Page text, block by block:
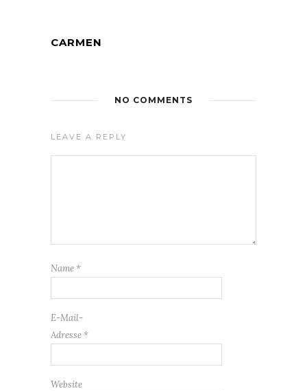
CARMEN
NO COMMENTS
LEAVE A REPLY
Name *
E-Mail-
Adresse *
Website